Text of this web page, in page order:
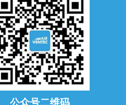
公众号二维码